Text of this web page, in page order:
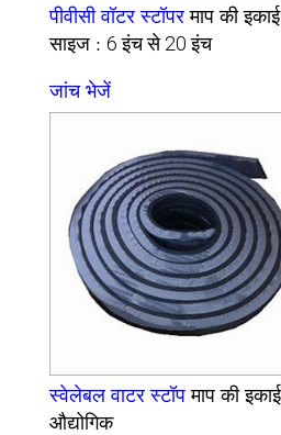
पीवीसी वॉटर स्टॉपर माप की
साइज : 6 इंच से 20 इंच
जांच भेजें
स्वेलेबल वाटर स्टॉप माप की
औद्योगिक